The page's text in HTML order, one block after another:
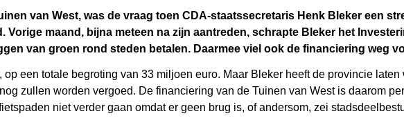
van West, was de vraag toen CDA-staatssecretaris Henk Bleker een
maand, bijna meteen na zijn aantreden, schrapte Bleker het
van groen rond steden betalen. Daarmee viel ook de financiering weg
een totale begroting van 33 miljoen euro. Maar Bleker heeft de provincie laten
zullen worden vergoed. De financiering van de Tuinen van West is daarom
niet verder gaan omdat er geen brug is, of andersom, zei